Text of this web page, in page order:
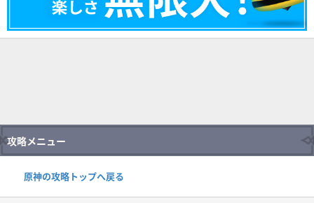
攻略メニュー
原神の攻略トップへ戻る